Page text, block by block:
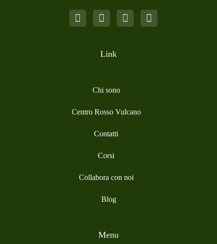
Link
Chi sono
Centro Rosso Vulcano
Contatti
Corsi
Collabora con noi
Blog
Menu